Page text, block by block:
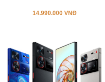
14.990.000 VNĐ